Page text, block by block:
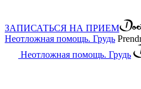
ЗАПИСАТЬСЯ НА ПРИЕМ
Неотложная помощь. Грудь
Неотложная помощь. Грудь